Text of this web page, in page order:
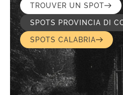
TROUVER UN SPOT
SPOTS PROVINCIA DI
SPOTS CALABRIA